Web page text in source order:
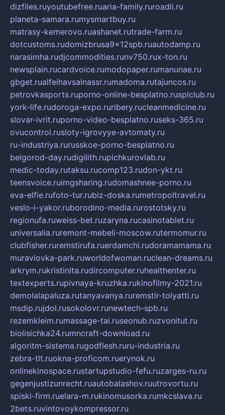
dizfiles.ruyoutubefree.ruaria-family.ruroadli.ru
planeta-samara.rumysmartbuy.ru
matrasy-kemerovo.ruashanet.rutrade-farm.ru
dotcustoms.rudomizbrusa9x12spb.ruautodamp.ru
narasimha.rudjcommodities.runv750.rux-ton.ru
newsplain.rucardvoice.rumodopaper.rumanunae.ru
gbget.rualfeihavsalnassr.rumadoma.rutajuncos.ru
petrovkasports.ruporno-online-besplatno.rusplclub.ru
york-life.rudoroga-expo.ruribery.rucleanmedicine.ru
slovar-ivrit.ruporno-video-besplatno.ruseks-365.ru
ovucontrol.rusloty-igrovyye-avtomaty.ru
ru-industriya.rurusskoe-porno-besplatno.ru
belgorod-day.rudigilith.rupichkurovlab.ru
medic-today.rutaksu.rucomp123.rudon-ykt.ru
teensvoice.ruimgsharing.rudomashnee-porno.ru
eva-elfie.rufoto-tur.rubiz-doska.rumetropoltravel.ru
veslo-i-yakor.ruborodino-media.rurostotsky.ru
regionufa.ruweiss-bet.ruzaryna.rucasinotablet.ru
universalia.ruremont-mebeli-moscow.rutermomur.ru
clubfisher.ruremstirufa.ruerdamchi.rudoramamama.ru
muraviovka-park.ruworldofwoman.ruclean-dreams.ru
arkrym.rukristinita.rudircomputer.ruhealthenter.ru
textexperts.rupivnaya-kruzhka.rukinofilmy-2021.ru
demolalapaluza.rutanyavanya.ruremstir-tolyatti.ru
msdip.rujdol.rusokolovr.runewtech-spb.ru
rezemkleim.rumassage-tai.ruseonub.ruzvonitut.ru
biolisichka24.rumncraft-download.ru
algoritm-sistema.rugodflesh.ruru-industria.ru
zebra-tlt.ruokna-proficom.ruerynok.ru
onlinekinospace.rustartupstudio-fefu.ruzarges-ru.ru
gegenjustizunrecht.ruautobalashov.ruutrovortu.ru
spiski-firm.ruelara-m.rukinomusorka.rumkcslava.ru
2bets.ruvintovoykompressor.ru